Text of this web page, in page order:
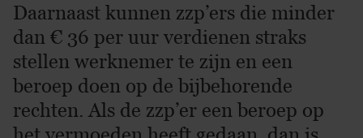
Daarnaast kunnen zzp’ers die minder
dan € 36 per uur verdienen straks
stellen werknemer te zijn en een
beroep doen op de bijbehorende
rechten. Als de zzp’er een beroep op